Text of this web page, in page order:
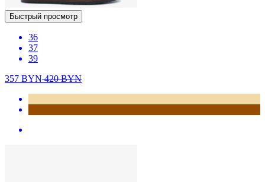
Быстрый просмотр
36
37
39
357 BYN420BYN